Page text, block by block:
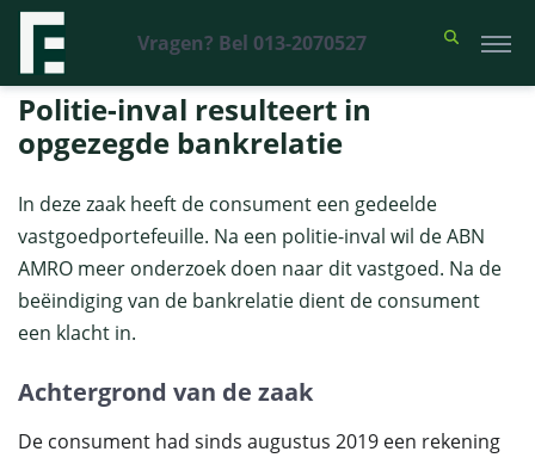
Vragen? Bel 013-2070527
Financieel Recht Advocaten >Uitspraken>Politie-inval resulteert in
opgezegde bankrelatie
Politie-inval resulteert in
opgezegde bankrelatie
In deze zaak heeft de consument een gedeelde
vastgoedportefeuille. Na een politie-inval wil de ABN
AMRO meer onderzoek doen naar dit vastgoed. Na de
beëindiging van de bankrelatie dient de consument
een klacht in.
Achtergrond van de zaak
De consument had sinds augustus 2019 een rekening